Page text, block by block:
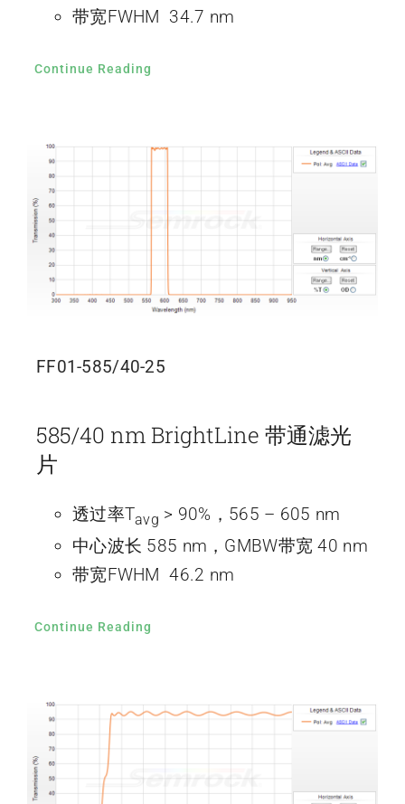
带宽FWHM 34.7 nm
Continue Reading
FF01-585/40-25
585/40 nm BrightLine 带通滤光
片
透过率Tavg > 90%，565 – 605 nm
中心波长 585 nm，GMBW带宽 40 nm
带宽FWHM 46.2 nm
Continue Reading